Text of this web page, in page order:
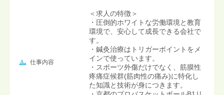
仕事内容
＜求人の特徴＞
・圧倒的ホワイトな労働環境と教育
環境で、安心して成長できる会社で
す。
・鍼灸治療はトリガーポイントをメ
インで使っています。
・スポーツ外傷だけでなく、筋膜性
疼痛症候群(筋肉性の痛み)に特化し
た知識と技術が身につきます。